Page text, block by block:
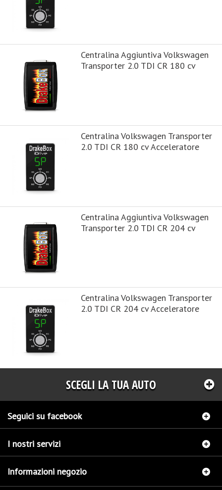
Centralina Aggiuntiva Volkswagen
Transporter 2.0 TDI CR 180 cv
Centralina Volkswagen Transporter
2.0 TDI CR 180 cv Acceleratore
Centralina Aggiuntiva Volkswagen
Transporter 2.0 TDI CR 204 cv
Centralina Volkswagen Transporter
2.0 TDI CR 204 cv Acceleratore
SCEGLI LA TUA AUTO
Seguici su facebook
I nostri servizi
Informazioni negozio